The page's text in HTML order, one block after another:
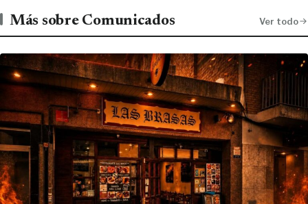
Más sobre Comunicados Ver todo